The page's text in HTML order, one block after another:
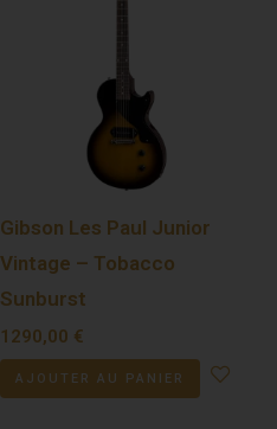
Gibson Les Paul Junior
Vintage – Tobacco
Sunburst
1290,00 €
AJOUTER AU PANIER